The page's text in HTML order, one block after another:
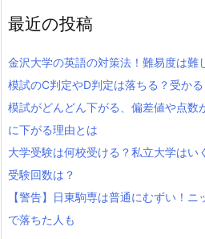
最近の投稿
金沢大学の英語の対策法！難易度は難
模試のC判定やD判定は落ちる？受か
模試がどんどん下がる、偏差値や点数
に下がる理由とは
大学受験は何校受ける？私立大学はい
受験回数は？
【警告】日東駒専は普通にむずい！
で落ちた人も